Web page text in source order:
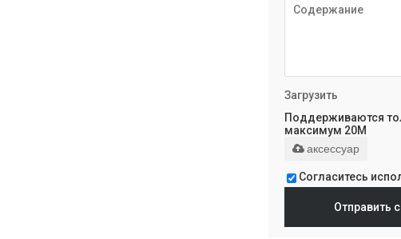
Загрузить
Поддерживаются
максимум 20M
аксессуар
Согласитесь
Отправить